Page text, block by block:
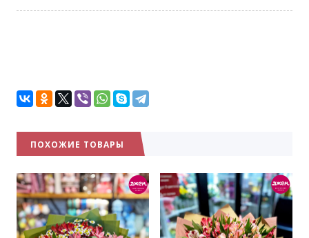
ПОХОЖИЕ ТОВАРЫ